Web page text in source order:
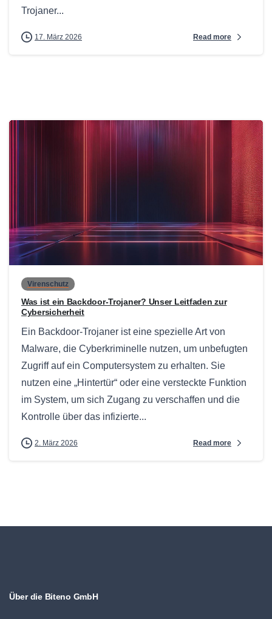
Trojaner...
17. März 2026 Read more
0
Virenschutz
Was ist ein Backdoor-Trojaner? Unser Leitfaden zur
Cybersicherheit
Ein Backdoor-Trojaner ist eine spezielle Art von
Malware, die Cyberkriminelle nutzen, um unbefugten
Zugriff auf ein Computersystem zu erhalten. Sie
nutzen eine „Hintertür“ oder eine versteckte Funktion
im System, um sich Zugang zu verschaffen und die
Kontrolle über das infizierte...
2. März 2026 Read more
Über die Biteno GmbH